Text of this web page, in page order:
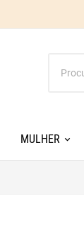
MULHER